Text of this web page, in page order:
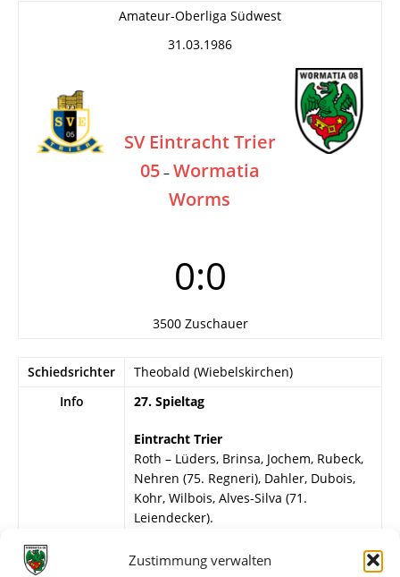
Zustimmung verwalten
Amateur-Oberliga Südwest
31.03.1986
SV Eintracht Trier
05 – Wormatia
Worms
0:0
3500 Zuschauer
Schiedsrichter
Theobald (Wiebelskirchen)
Info
27. Spieltag
Eintracht Trier
Roth – Lüders, Brinsa, Jochem, Rubeck,
Nehren (75. Regneri), Dahler, Dubois,
Kohr, Wilbois, Alves-Silva (71.
Leiendecker).
Wormatia Worms